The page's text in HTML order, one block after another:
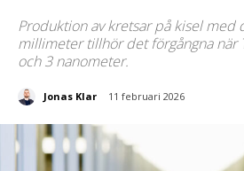
Produktion av kretsar på kisel med
millimeter tillhör det förgångna när
och 3 nanometer.
Jonas Klar 11 februari 2026